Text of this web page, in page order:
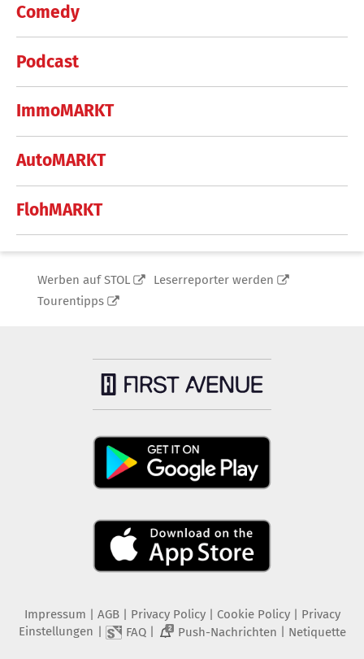
Comedy
Podcast
ImmoMARKT
AutoMARKT
FlohMARKT
Werben auf STOL
Leserreporter werden
Tourentipps
Impressum AGB Privacy Policy| Cookie Policy| Privacy
Einstellungen
FAQ| 2 Push-Nachrichten Netiquette